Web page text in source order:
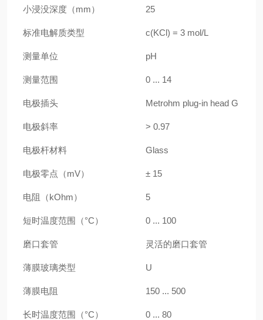
小浸没深度（mm） 25
标准电解质类型 c(KCl) = 3 mol/L
测量单位 pH
测量范围 0 ... 14
电极插头 Metrohm plug-in head G
电极斜率 > 0.97
电极杆材料 Glass
电极零点（mV） ± 15
电阻（kOhm） 5
短时温度范围（°C） 0 ... 100
磨口套管 灵活的磨口套管
薄膜玻璃类型 U
薄膜电阻 150 ... 500
长时温度范围（°C） 0 ... 80